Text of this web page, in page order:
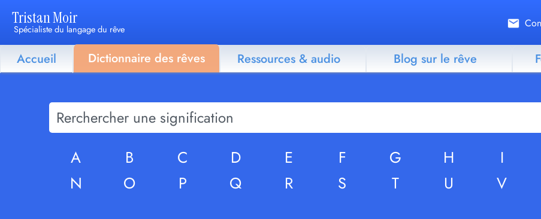
Tristan Moir
Spécialiste du langage du rêve
Accueil Dictionnaire des rêves Ressources & audio Blog sur le rêve
A B C D E F G H I
N
O P Q R S T U V